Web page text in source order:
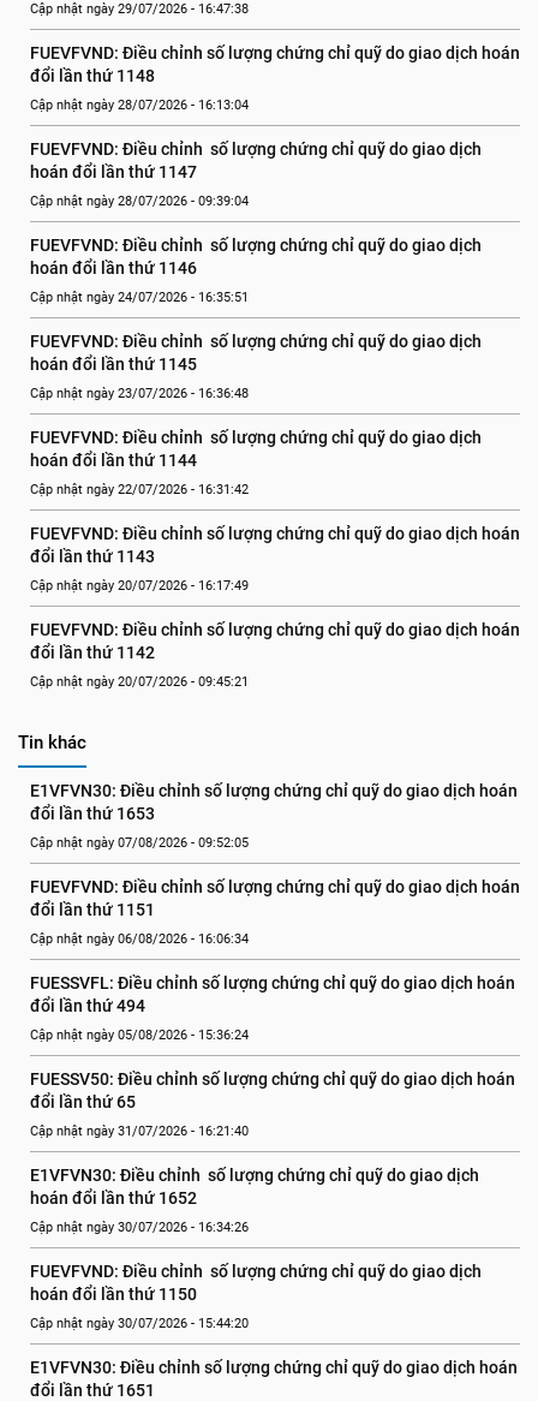
Cập nhật ngày 29/07/2026 - 16:47:38
FUEVFVND: Điều chỉnh số lượng chứng chỉ quỹ do giao dịch hoán
đổi lần thứ 1148
Cập nhật ngày 28/07/2026 - 16:13:04
FUEVFVND: Điều chỉnh  số lượng chứng chỉ quỹ do giao dịch
hoán đổi lần thứ 1147
Cập nhật ngày 28/07/2026 - 09:39:04
FUEVFVND: Điều chỉnh  số lượng chứng chỉ quỹ do giao dịch
hoán đổi lần thứ 1146
Cập nhật ngày 24/07/2026 - 16:35:51
FUEVFVND: Điều chỉnh  số lượng chứng chỉ quỹ do giao dịch
hoán đổi lần thứ 1145
Cập nhật ngày 23/07/2026 - 16:36:48
FUEVFVND: Điều chỉnh  số lượng chứng chỉ quỹ do giao dịch
hoán đổi lần thứ 1144
Cập nhật ngày 22/07/2026 - 16:31:42
FUEVFVND: Điều chỉnh số lượng chứng chỉ quỹ do giao dịch hoán
đổi lần thứ 1143
Cập nhật ngày 20/07/2026 - 16:17:49
FUEVFVND: Điều chỉnh số lượng chứng chỉ quỹ do giao dịch hoán
đổi lần thứ 1142
Cập nhật ngày 20/07/2026 - 09:45:21
Tin khác
E1VFVN30: Điều chỉnh số lượng chứng chỉ quỹ do giao dịch hoán
đổi lần thứ 1653
Cập nhật ngày 07/08/2026 - 09:52:05
FUEVFVND: Điều chỉnh số lượng chứng chỉ quỹ do giao dịch hoán
đổi lần thứ 1151
Cập nhật ngày 06/08/2026 - 16:06:34
FUESSVFL: Điều chỉnh số lượng chứng chỉ quỹ do giao dịch hoán
đổi lần thứ 494
Cập nhật ngày 05/08/2026 - 15:36:24
FUESSV50: Điều chỉnh số lượng chứng chỉ quỹ do giao dịch hoán
đổi lần thứ 65
Cập nhật ngày 31/07/2026 - 16:21:40
E1VFVN30: Điều chỉnh  số lượng chứng chỉ quỹ do giao dịch
hoán đổi lần thứ 1652
Cập nhật ngày 30/07/2026 - 16:34:26
FUEVFVND: Điều chỉnh  số lượng chứng chỉ quỹ do giao dịch
hoán đổi lần thứ 1150
Cập nhật ngày 30/07/2026 - 15:44:20
E1VFVN30: Điều chỉnh số lượng chứng chỉ quỹ do giao dịch hoán
đổi lần thứ 1651